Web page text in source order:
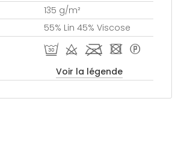
135 g/m²
55% Lin 45% Viscose
R d l - *
Voir la légende